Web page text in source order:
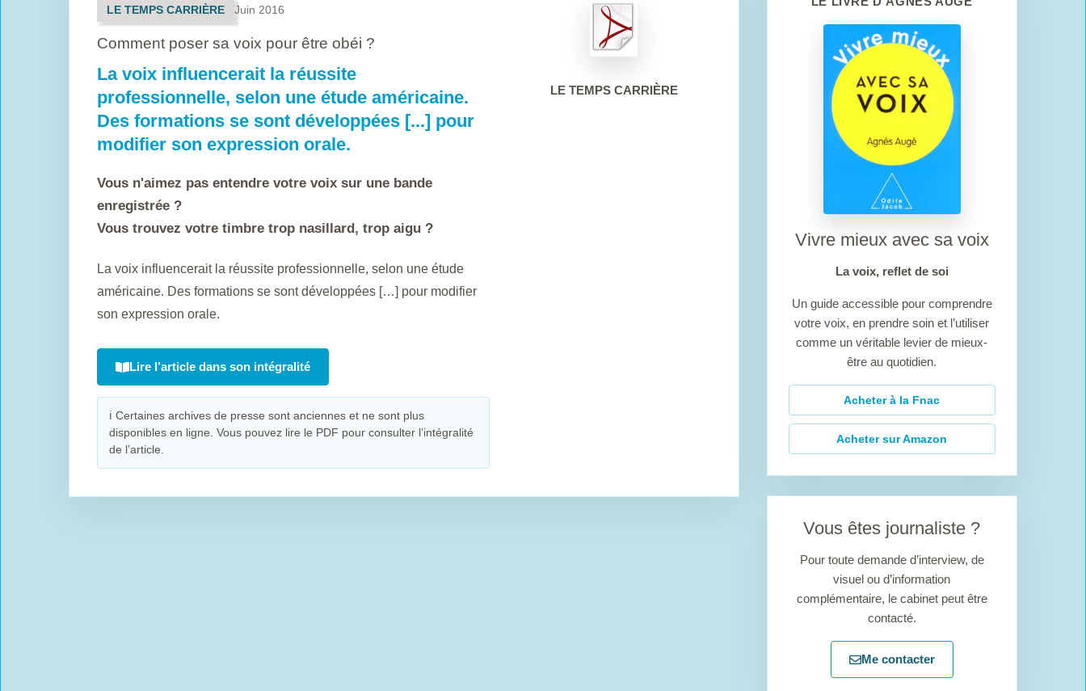
LE TEMPS CARRIÈRE Juin 2016
Comment poser sa voix pour être obéi ?
La voix influencerait la réussite
professionnelle, selon une étude américaine.
Des formations se sont développées [...] pour
modifier son expression orale.
Vous n'aimez pas entendre votre voix sur une bande
enregistrée ?
Vous trouvez votre timbre trop nasillard, trop aigu ?
La voix influencerait la réussite professionnelle, selon une étude
américaine. Des formations se sont développées […] pour modifier
son expression orale.
Lire l’article dans son intégralité
ℹ Certaines archives de presse sont anciennes et ne sont plus
disponibles en ligne. Vous pouvez lire le PDF pour consulter l’intégralité
de l’article.
LE TEMPS CARRIÈRE
Vivre mieux avec sa voix
La voix, reflet de soi
Un guide accessible pour comprendre
votre voix, en prendre soin et l’utiliser
comme un véritable levier de mieux-
être au quotidien.
Acheter à la Fnac
Acheter sur Amazon
Vous êtes journaliste ?
Pour toute demande d’interview, de
visuel ou d’information
complémentaire, le cabinet peut être
contacté.
Me contacter